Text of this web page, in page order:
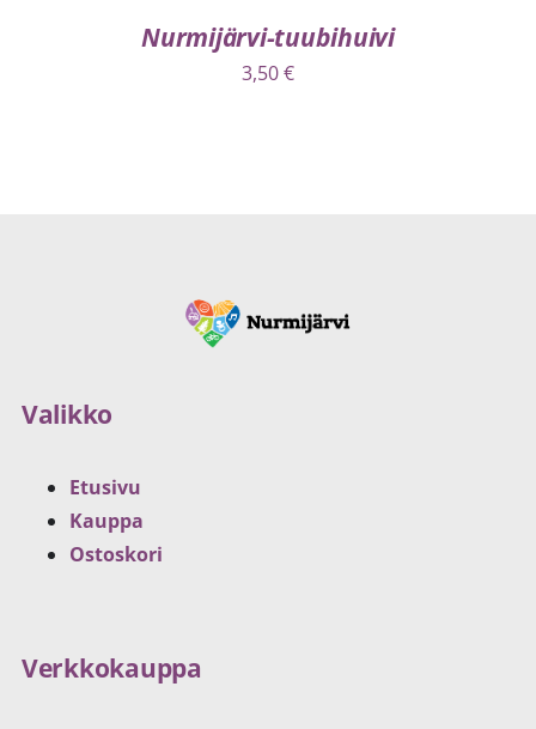
Nurmijärvi-tuubihuivi
3,50€
Valikko
Etusivu
Kauppa
Ostoskori
Verkkokauppa